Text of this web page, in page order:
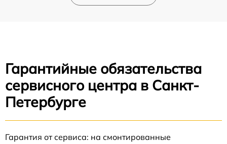
Гарантийные обязательства
сервисного центра в Санкт-
Петербурге
Гарантия от сервиса: на смонтированные